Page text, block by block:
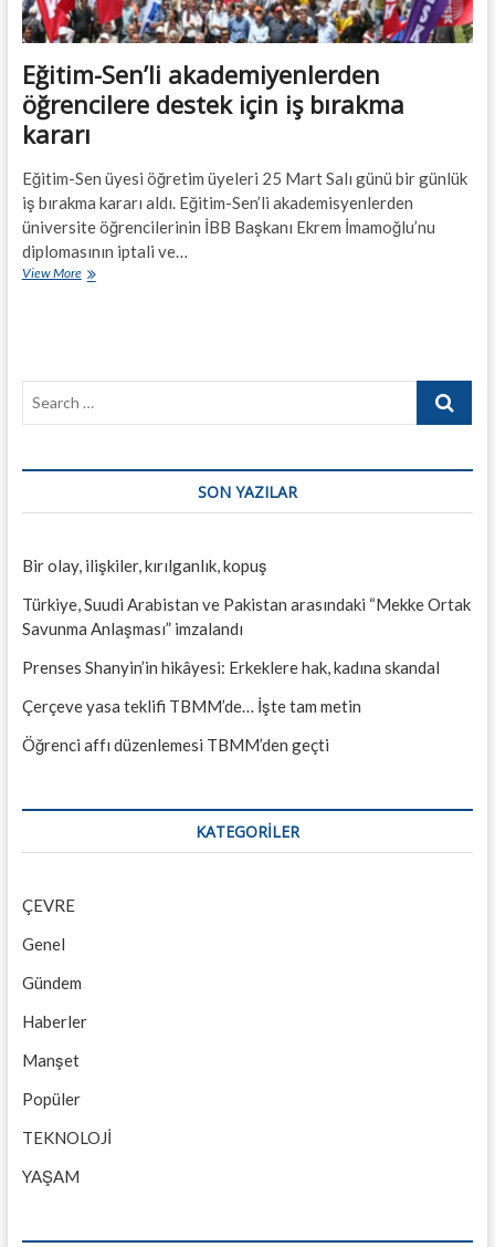
Eğitim-Sen’li akademiyenlerden
öğrencilere destek için iş bırakma
kararı
Eğitim-Sen üyesi öğretim üyeleri 25 Mart Salı günü bir günlük
iş bırakma kararı aldı. Eğitim-Sen’li akademisyenlerden
üniversite öğrencilerinin İBB Başkanı Ekrem İmamoğlu’nu
diplomasının iptali ve…
View MoreEğitim-
bırakma
kararı
Search
SON YAZILAR
Bir olay, ilişkiler, kırılganlık, kopuş
Türkiye, Suudi Arabistan ve Pakistan arasındaki “Mekke Ortak
Savunma Anlaşması” imzalandı
Prenses Shanyin’in hikâyesi: Erkeklere hak, kadına skandal
Çerçeve yasa teklifi TBMM’de… İşte tam metin
Öğrenci affı düzenlemesi TBMM’den geçti
KATEGORILER
ÇEVRE
Genel
Gündem
Haberler
Manşet
Popüler
TEKNOLOJİ
YAŞAM